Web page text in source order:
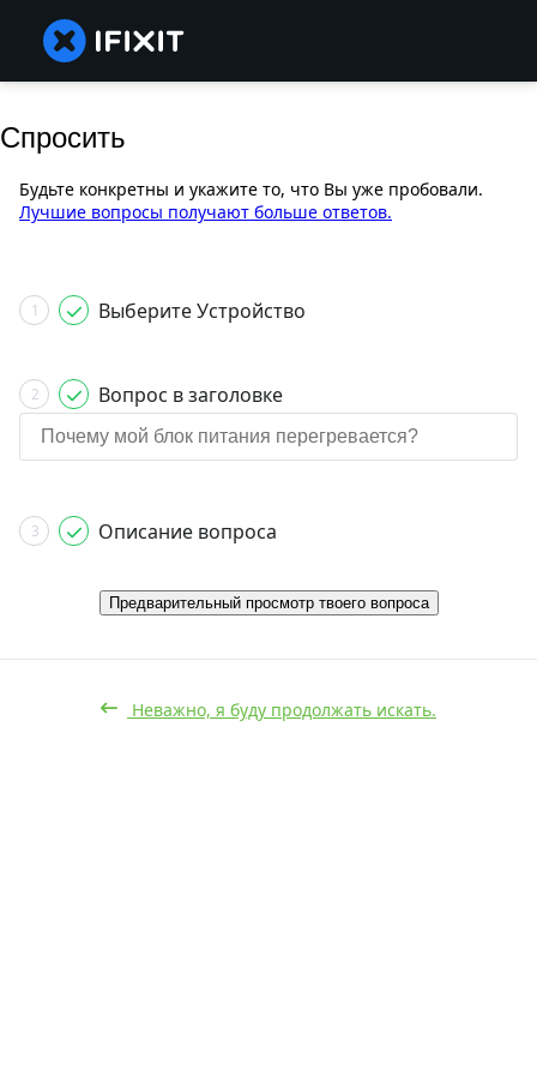
Спросить
Будьте конкретны и укажите то, что Вы уже пробовали.
Лучшие вопросы получают больше ответов.
1 Выберите Устройство
2 Вопрос в заголовке
3 Описание вопроса
Предварительный просмотр твоего вопроса
Неважно, я буду продолжать искать.